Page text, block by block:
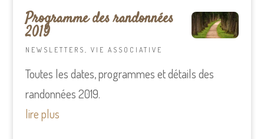
Programme des randonnées
2019
NEWSLETTERS , VIE ASSOCIATIVE
Toutes les dates, programmes et détails des
randonnées 2019.
lire plus